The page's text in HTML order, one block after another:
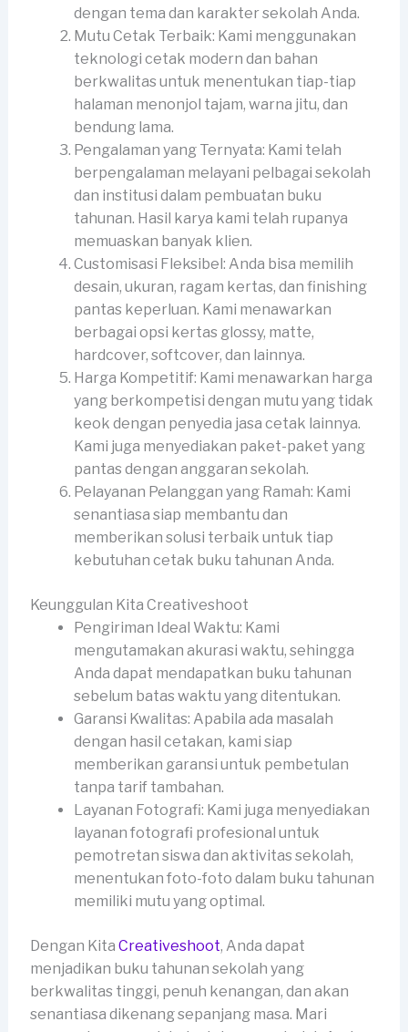
dengan tema dan karakter sekolah Anda.
Mutu Cetak Terbaik: Kami menggunakan
teknologi cetak modern dan bahan
berkwalitas untuk menentukan tiap-tiap
halaman menonjol tajam, warna jitu, dan
bendung lama.
Pengalaman yang Ternyata: Kami telah
berpengalaman melayani pelbagai sekolah
dan institusi dalam pembuatan buku
tahunan. Hasil karya kami telah rupanya
memuaskan banyak klien.
Customisasi Fleksibel: Anda bisa memilih
desain, ukuran, ragam kertas, dan finishing
pantas keperluan. Kami menawarkan
berbagai opsi kertas glossy, matte,
hardcover, softcover, dan lainnya.
Harga Kompetitif: Kami menawarkan harga
yang berkompetisi dengan mutu yang tidak
keok dengan penyedia jasa cetak lainnya.
Kami juga menyediakan paket-paket yang
pantas dengan anggaran sekolah.
Pelayanan Pelanggan yang Ramah: Kami
senantiasa siap membantu dan
memberikan solusi terbaik untuk tiap
kebutuhan cetak buku tahunan Anda.
Keunggulan Kita Creativeshoot
Pengiriman Ideal Waktu: Kami
mengutamakan akurasi waktu, sehingga
Anda dapat mendapatkan buku tahunan
sebelum batas waktu yang ditentukan.
Garansi Kwalitas: Apabila ada masalah
dengan hasil cetakan, kami siap
memberikan garansi untuk pembetulan
tanpa tarif tambahan.
Layanan Fotografi: Kami juga menyediakan
layanan fotografi profesional untuk
pemotretan siswa dan aktivitas sekolah,
menentukan foto-foto dalam buku tahunan
memiliki mutu yang optimal.
Dengan Kita Creativeshoot, Anda dapat
menjadikan buku tahunan sekolah yang
berkwalitas tinggi, penuh kenangan, dan akan
senantiasa dikenang sepanjang masa. Mari